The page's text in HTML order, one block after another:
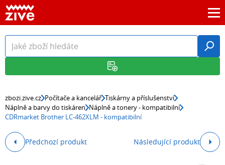
zbozi.zive.cz Počítače a kancelář Tiskárny a příslušenství
Náplně a barvy do tiskáren Náplně a tonery - kompatibilní
CDRmarket Brother LC-462XLM - kompatibilní
Předchozí produkt Následující produkt